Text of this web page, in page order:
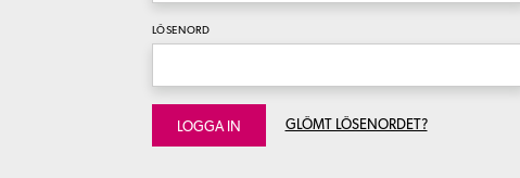
LÖSENORD
LOGGA IN GLÖMT LÖSENORDET?